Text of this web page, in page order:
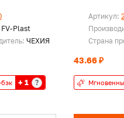
FV-Plast
ЧЕХИЯ
+ 1 ?
Артикул:
Страна
43.66 ₽